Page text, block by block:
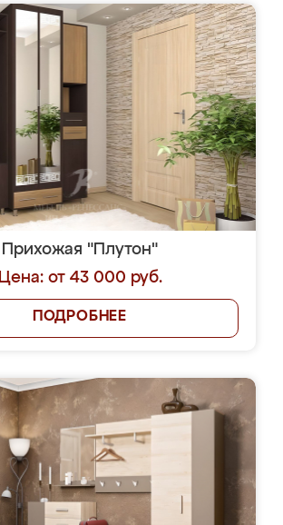
Прихожая "Плутон"
Цена: от 43 000 руб.
ПОДРОБНЕЕ